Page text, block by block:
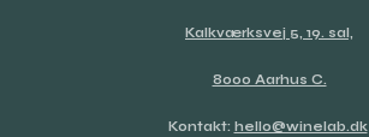
Kalkværksvej 5, 19. sal,
8000 Aarhus C.
Kontakt: hello@winelab.dk